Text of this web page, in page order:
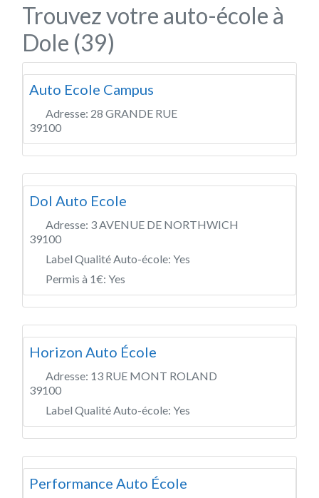
Trouvez votre auto-école à
Dole (39)
Auto Ecole Campus
Adresse: 28 GRANDE RUE
39100
Dol Auto Ecole
Adresse: 3 AVENUE DE NORTHWICH
39100
Label Qualité Auto-école: Yes
Permis à 1€: Yes
Horizon Auto École
Adresse: 13 RUE MONT ROLAND
39100
Label Qualité Auto-école: Yes
Performance Auto École